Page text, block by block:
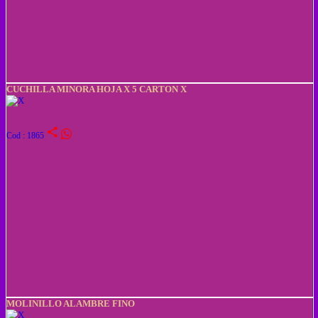
CUCHILLA MINORA HOJA X 5 CARTON X
Cod : 1865 share
MOLINILLO ALAMBRE FINO